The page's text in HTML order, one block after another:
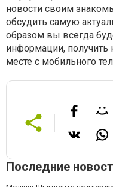
новости своим
обсудить самую
образом вы всегда
информации,
месте с мобильного
Последние